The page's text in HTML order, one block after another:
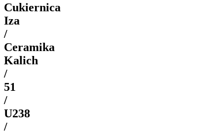
Cukiernica
Iza
/
Ceramika
Kalich
/
51
/
U238
/